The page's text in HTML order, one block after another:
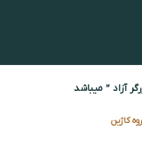
آزاد ” میباشد
کاژین